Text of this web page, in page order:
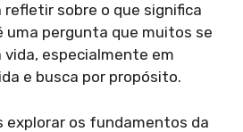
refletir sobre o que significa
uma pergunta que muitos se
especialmente em
e busca por propósito.
explorar os fundamentos da